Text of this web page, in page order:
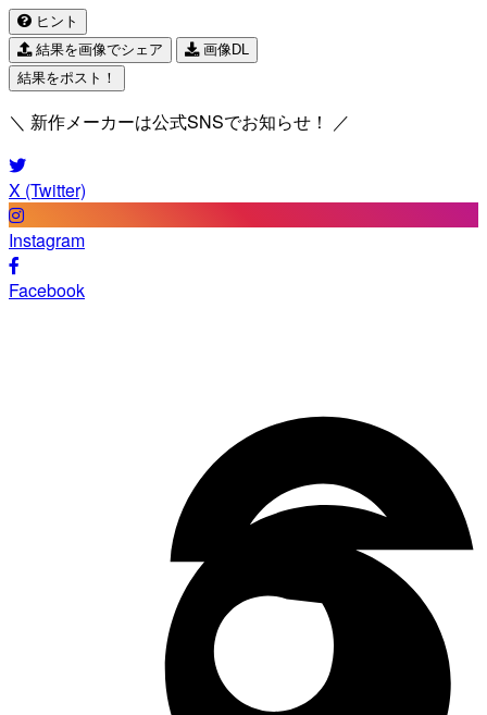
ヒント
結果を画像でシェア
画像DL
結果をポスト！
＼ 新作メーカーは公式SNSでお知らせ！ ／
X (Twitter)
Instagram
Facebook